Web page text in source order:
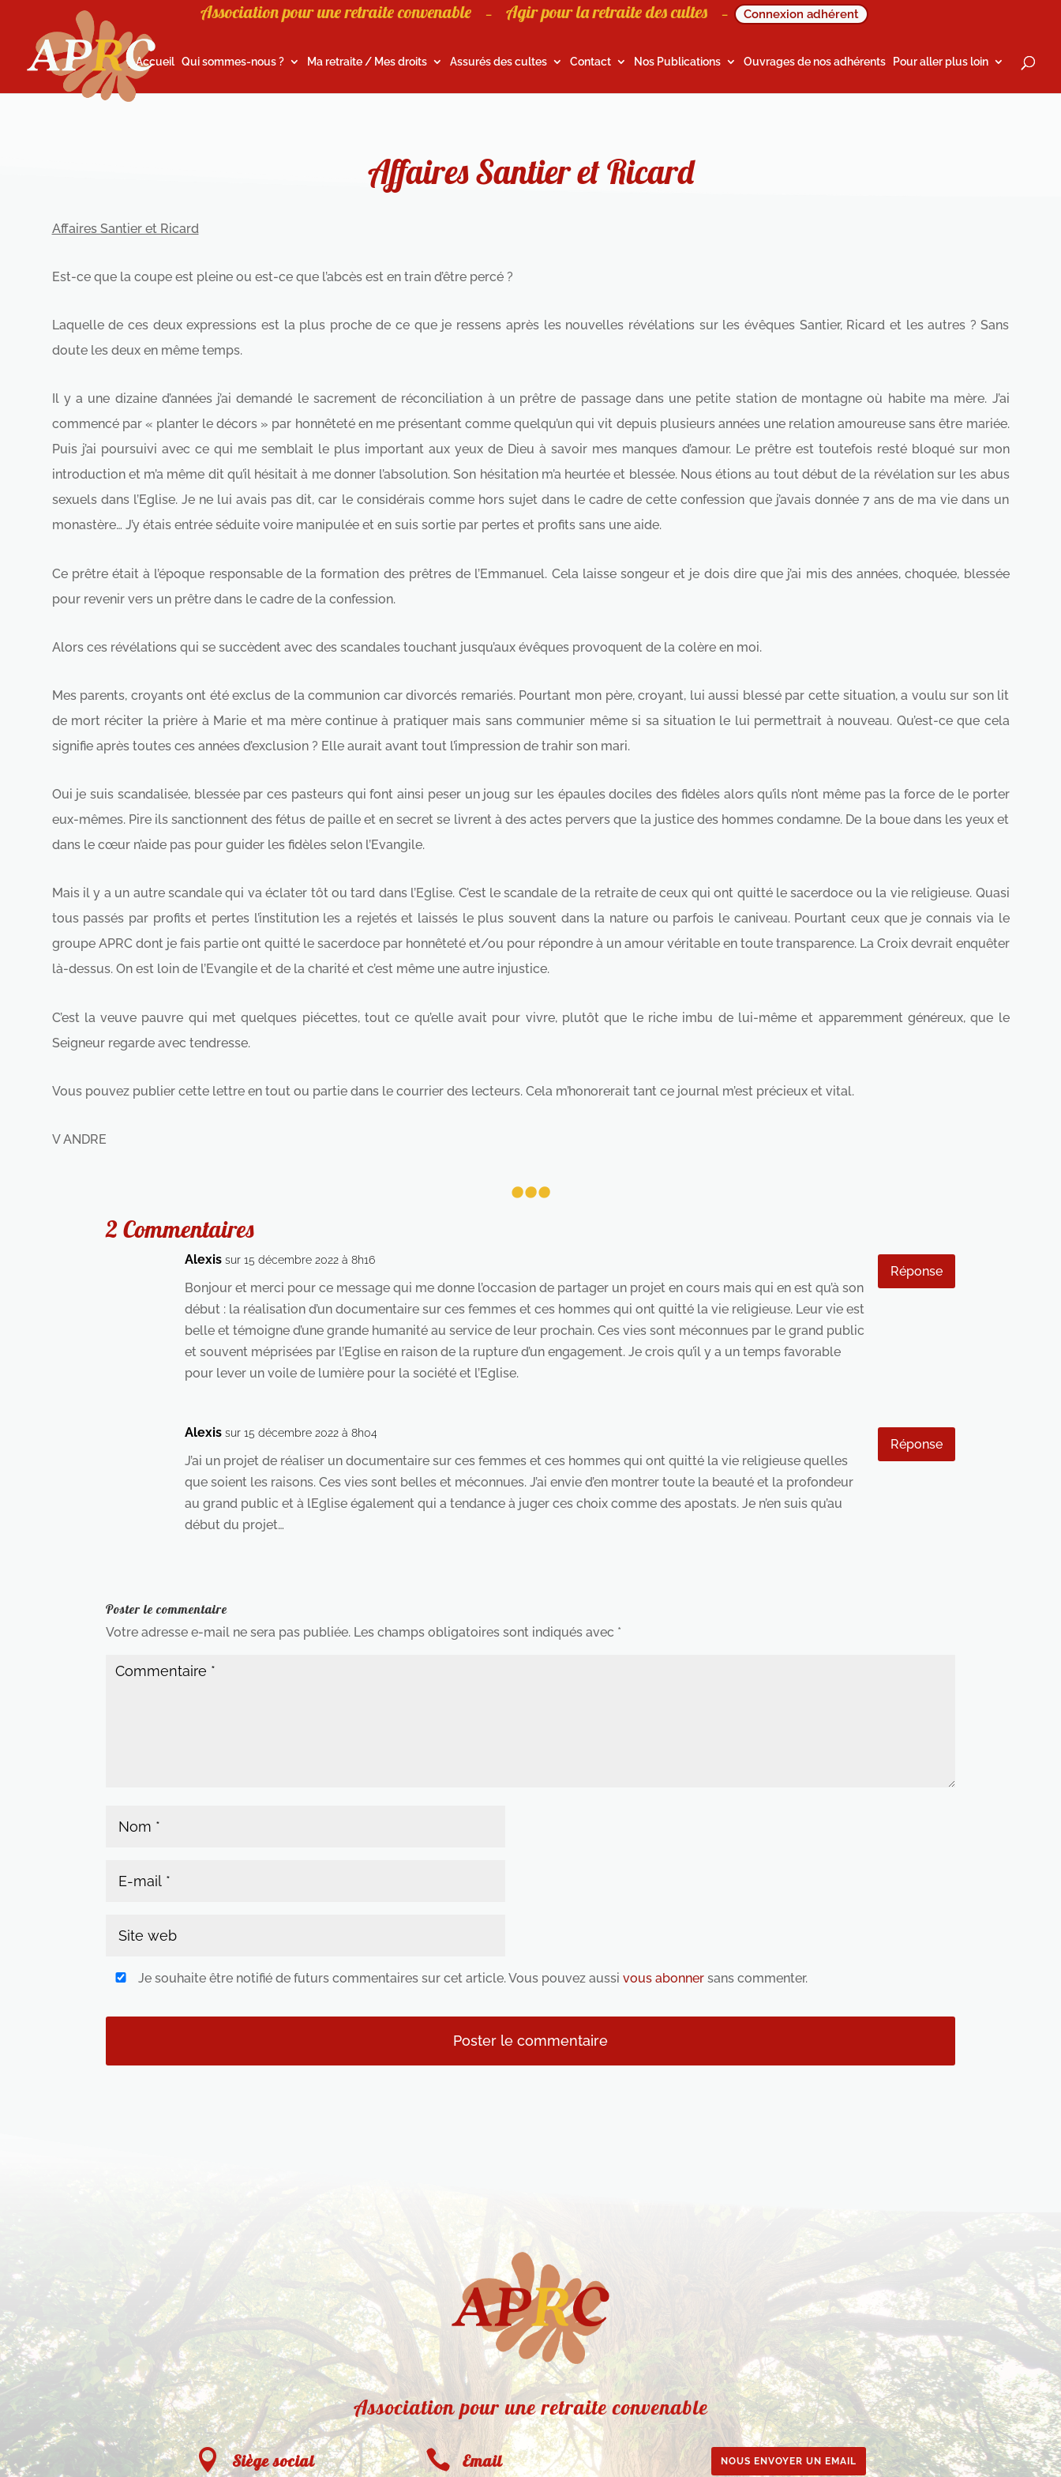
Association pour une retraite convenable – Agir pour la retraite des cultes – Connexion adhérent
Accueil Qui sommes-nous ? Ma retraite / Mes droits Assurés des cultes Contact Nos Publications Ouvrages de nos adhérents Pour aller plus loin
Affaires Santier et Ricard
Affaires Santier et Ricard
Est-ce que la coupe est pleine ou est-ce que l’abcès est en train d’être percé ?
Laquelle de ces deux expressions est la plus proche de ce que je ressens après les nouvelles révélations sur les évêques Santier, Ricard et les autres ? Sans
doute les deux en même temps.
Il y a une dizaine d’années j’ai demandé le sacrement de réconciliation à un prêtre de passage dans une petite station de montagne où habite ma mère. J’ai
commencé par « planter le décors » par honnêteté en me présentant comme quelqu’un qui vit depuis plusieurs années une relation amoureuse sans être mariée.
Puis j’ai poursuivi avec ce qui me semblait le plus important aux yeux de Dieu à savoir mes manques d’amour. Le prêtre est toutefois resté bloqué sur mon
introduction et m’a même dit qu’il hésitait à me donner l’absolution. Son hésitation m’a heurtée et blessée. Nous étions au tout début de la révélation sur les abus
sexuels dans l’Eglise. Je ne lui avais pas dit, car le considérais comme hors sujet dans le cadre de cette confession que j’avais donnée 7 ans de ma vie dans un
monastère… J’y étais entrée séduite voire manipulée et en suis sortie par pertes et profits sans une aide.
Ce prêtre était à l’époque responsable de la formation des prêtres de l’Emmanuel. Cela laisse songeur et je dois dire que j’ai mis des années, choquée, blessée
pour revenir vers un prêtre dans le cadre de la confession.
Alors ces révélations qui se succèdent avec des scandales touchant jusqu’aux évêques provoquent de la colère en moi.
Mes parents, croyants ont été exclus de la communion car divorcés remariés. Pourtant mon père, croyant, lui aussi blessé par cette situation, a voulu sur son lit
de mort réciter la prière à Marie et ma mère continue à pratiquer mais sans communier même si sa situation le lui permettrait à nouveau. Qu’est-ce que cela
signifie après toutes ces années d’exclusion ? Elle aurait avant tout l’impression de trahir son mari.
Oui je suis scandalisée, blessée par ces pasteurs qui font ainsi peser un joug sur les épaules dociles des fidèles alors qu’ils n’ont même pas la force de le porter
eux-mêmes. Pire ils sanctionnent des fétus de paille et en secret se livrent à des actes pervers que la justice des hommes condamne. De la boue dans les yeux et
dans le cœur n’aide pas pour guider les fidèles selon l’Evangile.
Mais il y a un autre scandale qui va éclater tôt ou tard dans l’Eglise. C’est le scandale de la retraite de ceux qui ont quitté le sacerdoce ou la vie religieuse. Quasi
tous passés par profits et pertes l’institution les a rejetés et laissés le plus souvent dans la nature ou parfois le caniveau. Pourtant ceux que je connais via le
groupe APRC dont je fais partie ont quitté le sacerdoce par honnêteté et/ou pour répondre à un amour véritable en toute transparence. La Croix devrait enquêter
là-dessus. On est loin de l’Evangile et de la charité et c’est même une autre injustice.
C’est la veuve pauvre qui met quelques piécettes, tout ce qu’elle avait pour vivre, plutôt que le riche imbu de lui-même et apparemment généreux, que le
Seigneur regarde avec tendresse.
Vous pouvez publier cette lettre en tout ou partie dans le courrier des lecteurs. Cela m’honorerait tant ce journal m’est précieux et vital.
V ANDRE ...
2 Commentaires
Alexis sur 15 décembre 2022 à 8h16
Bonjour et merci pour ce message qui me donne l’occasion de partager un projet en cours mais qui en est qu’à son
début : la réalisation d’un documentaire sur ces femmes et ces hommes qui ont quitté la vie religieuse. Leur vie est
belle et témoigne d’une grande humanité au service de leur prochain. Ces vies sont méconnues par le grand public
et souvent méprisées par l’Eglise en raison de la rupture d’un engagement. Je crois qu’il y a un temps favorable
pour lever un voile de lumière pour la société et l’Eglise.
Réponse
Alexis sur 15 décembre 2022 à 8h04
J’ai un projet de réaliser un documentaire sur ces femmes et ces hommes qui ont quitté la vie religieuse quelles
que soient les raisons. Ces vies sont belles et méconnues. J’ai envie d’en montrer toute la beauté et la profondeur
au grand public et à lEglise également qui a tendance à juger ces choix comme des apostats. Je n’en suis qu’au
début du projet…
Réponse
Poster le commentaire
Votre adresse e-mail ne sera pas publiée. Les champs obligatoires sont indiqués avec *
Je souhaite être notifié de futurs commentaires sur cet article. Vous pouvez aussivous abonner sans commenter.
Association pour une retraite convenable
 Siège social  Email NOUS ENVOYER UN EMAIL